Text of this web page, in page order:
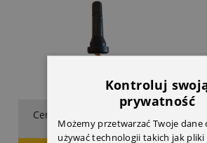
Cena:
Kontroluj
prywatność
Możemy przetwarzać Twoje dane
używać technologii takich jak pliki